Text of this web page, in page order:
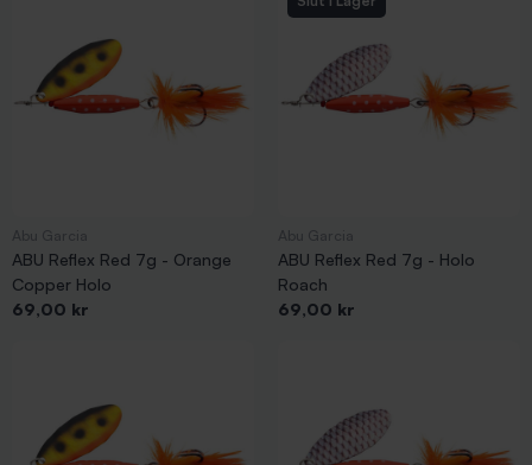
ABU Reflex Red 7g - Orange
Copper Holo
Pris
69,00 kr
ABU Reflex Red 7g - Holo
Roach
Pris
69,00 kr